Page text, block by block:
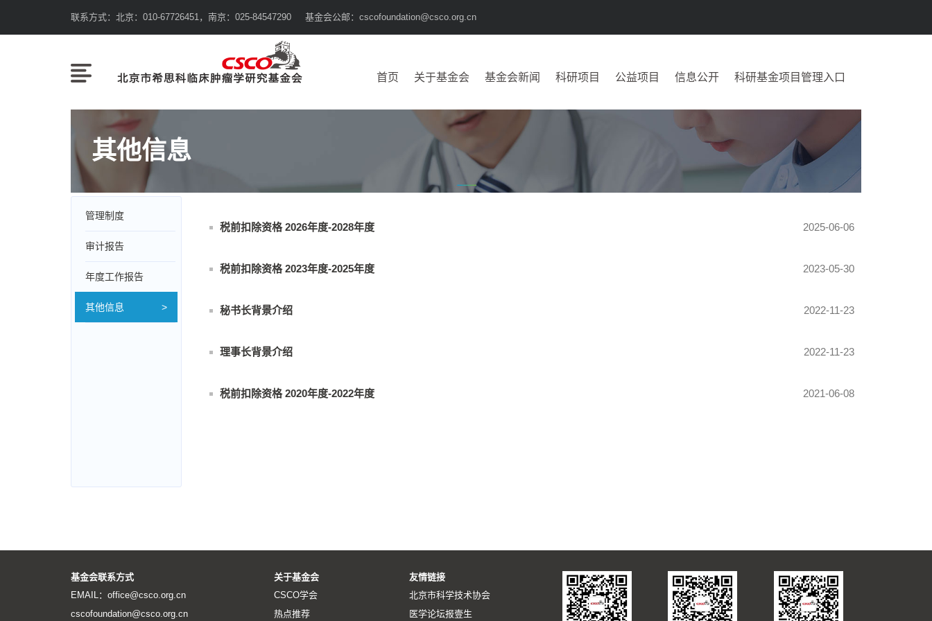
联系方式：北京：010-67726451，南京：025-84547290 基金会公邮：cscofoundation@csco.org.cn
首页 关于基金会 基金会新闻 科研项目 公益项目 信息公开 科研基金项目管理入口
其他信息
管理制度
审计报告
年度工作报告
其他信息
2025-06-06
税前扣除资格 2026年度-2028年度
2023-05-30
税前扣除资格 2023年度-2025年度
2022-11-23
秘书长背景介绍
2022-11-23
理事长背景介绍
2021-06-08
税前扣除资格 2020年度-2022年度
基金会联系方式
EMAIL：office@csco.org.cn
cscofoundation@csco.org.cn
关于基金会
CSCO学会
热点推荐
友情链接
北京市科学技术协会
医学论坛报壹生